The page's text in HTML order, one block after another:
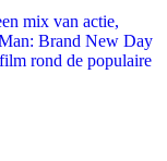
mix van actie,
Brand New Day
rond de populaire